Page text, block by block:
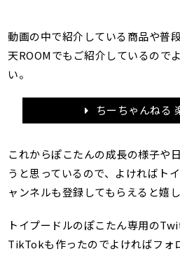
動画の中で紹介している商品や普
天ROOMでもご紹介しているので
い。
ちーちゃんねる
これからぽこたんの成長の様子や
うと思っているので、よければト
ャンネルも登録してもらえると嬉し
トイプードルのぽこたん専用の
TikTokも作ったのでよければフォ